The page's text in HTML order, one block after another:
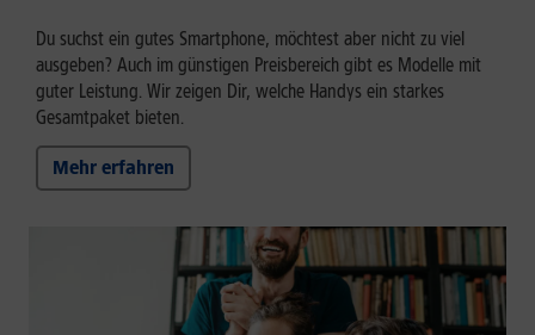
Du suchst ein gutes Smartphone, möchtest aber nicht zu viel
ausgeben? Auch im günstigen Preisbereich gibt es Modelle mit
guter Leistung. Wir zeigen Dir, welche Handys ein starkes
Gesamtpaket bieten.
Mehr erfahren